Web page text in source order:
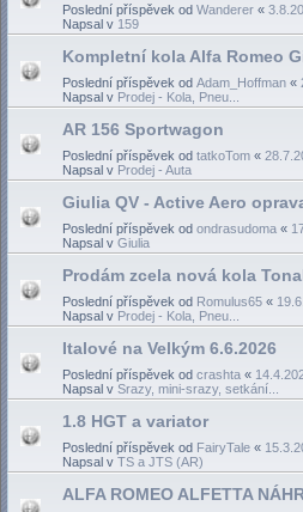
Poslední příspěvek od Wanderer «
Napsal v 159
Kompletní kola Alfa Romeo
Poslední příspěvek od Adam_Hoffman «
Napsal v Prodej - Kola, Pneu...
AR 156 Sportwagon
Poslední příspěvek od tatkoTom «
Napsal v Prodej - Auta
Giulia QV - Active Aero
Poslední příspěvek od ondrasudoma «
Napsal v Giulia
Prodám zcela nová kola
Poslední příspěvek od Romulus65 «
Napsal v Prodej - Kola, Pneu...
Italové na Velkým 6.6.2026
Poslední příspěvek od crashta «
Napsal v Srazy, mini-srazy, setkání...
1.8 HGT a variator
Poslední příspěvek od FairyTale «
Napsal v TS a JTS (AR)
ALFA ROMEO ALFETTA